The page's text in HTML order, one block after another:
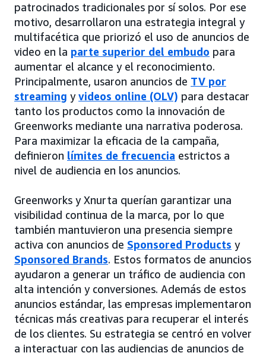
patrocinados tradicionales por sí solos. Por ese
motivo, desarrollaron una estrategia integral y
multifacética que priorizó el uso de anuncios de
video en la parte superior del embudo para
aumentar el alcance y el reconocimiento.
Principalmente, usaron anuncios de TV por
streaming yvideos online (OLV) para destacar
tanto los productos como la innovación de
Greenworks mediante una narrativa poderosa.
Para maximizar la eficacia de la campaña,
definieron límites de frecuencia estrictos a
nivel de audiencia en los anuncios.
Greenworks y Xnurta querían garantizar una
visibilidad continua de la marca, por lo que
también mantuvieron una presencia siempre
activa con anuncios de Sponsored Products y
Sponsored Brands. Estos formatos de anuncios
ayudaron a generar un tráfico de audiencia con
alta intención y conversiones. Además de estos
anuncios estándar, las empresas implementaron
técnicas más creativas para recuperar el interés
de los clientes. Su estrategia se centró en volver
a interactuar con las audiencias de anuncios de